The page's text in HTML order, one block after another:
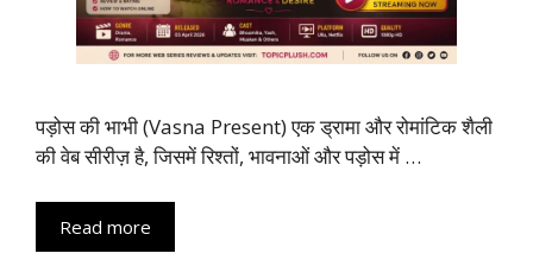
पड़ोस की भाभी (Vasna Present) एक ड्रामा और रोमांटिक शैली
की वेब सीरीज़ है, जिसमें रिश्तों, भावनाओं और पड़ोस में …
Read more